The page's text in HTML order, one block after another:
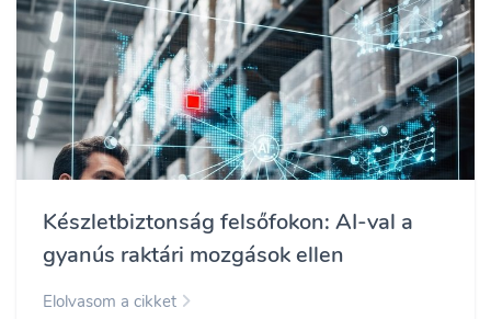
Készletbiztonság felsőfokon: AI-val a
gyanús raktári mozgások ellen
Elolvasom a cikket